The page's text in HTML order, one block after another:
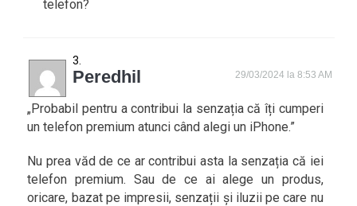
telefon?
Peredhil 29/03/2024 la 8:53 AM
„Probabil pentru a contribui la senzația că îți cumperi
un telefon premium atunci când alegi un iPhone.”
Nu prea văd de ce ar contribui asta la senzația că iei
telefon premium. Sau de ce ai alege un produs,
oricare, bazat pe impresii, senzații și iluzii pe care nu